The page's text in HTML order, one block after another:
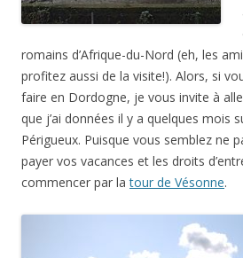
romains d’Afrique-du-Nord (eh, les
profitez aussi de la visite!). Alors, si
faire en Dordogne, je vous invite à
que j’ai données il y a quelques mois
Périgueux. Puisque vous semblez ne
payer vos vacances et les droits
commencer par latour de Vésonne.